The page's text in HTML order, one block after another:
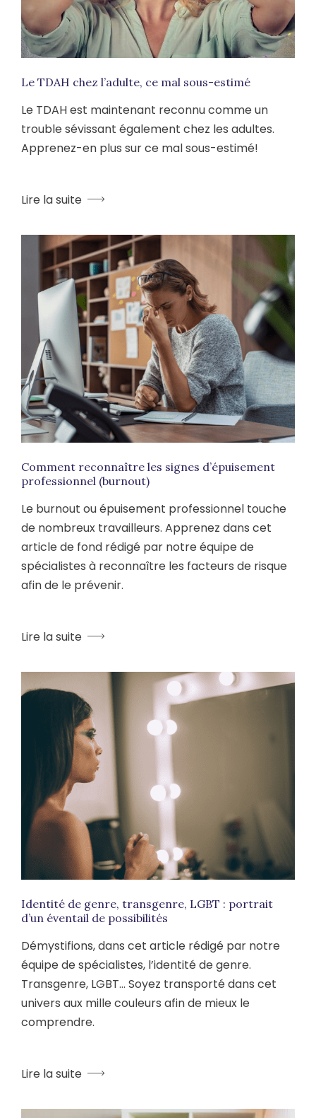
Le TDAH chez l’adulte, ce mal sous-estimé
Le TDAH est maintenant reconnu comme un
trouble sévissant également chez les adultes.
Apprenez-en plus sur ce mal sous-estimé!
Lire la suite
Comment reconnaître les signes d’épuisement
professionnel (burnout)
Le burnout ou épuisement professionnel touche
de nombreux travailleurs. Apprenez dans cet
article de fond rédigé par notre équipe de
spécialistes à reconnaître les facteurs de risque
afin de le prévenir.
Lire la suite
Identité de genre, transgenre, LGBT : portrait
d’un éventail de possibilités
Démystifions, dans cet article rédigé par notre
équipe de spécialistes, l’identité de genre.
Transgenre, LGBT… Soyez transporté dans cet
univers aux mille couleurs afin de mieux le
comprendre.
Lire la suite